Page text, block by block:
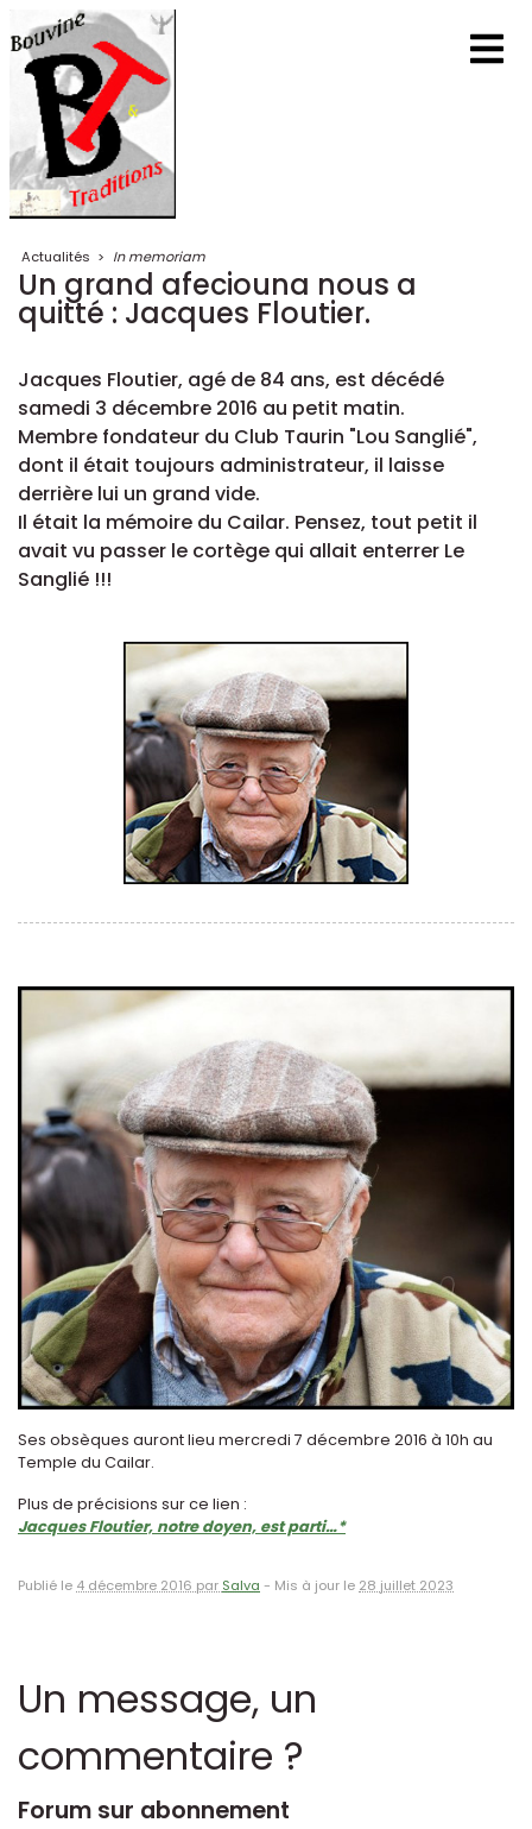
Actualités > In memoriam
Un grand afeciouna nous a
quitté : Jacques Floutier.
Jacques Floutier, agé de 84 ans, est décédé
samedi 3 décembre 2016 au petit matin.
Membre fondateur du Club Taurin "Lou Sanglié",
dont il était toujours administrateur, il laisse
derrière lui un grand vide.
Il était la mémoire du Cailar. Pensez, tout petit il
avait vu passer le cortège qui allait enterrer Le
Sanglié !!!
Ses obsèques auront lieu mercredi 7 décembre 2016 à 10h au
Temple du Cailar.
Plus de précisions sur ce lien :
Jacques Floutier, notre doyen, est parti…*
Publié le 4 décembre 2016 par Salva - Mis à jour le 28 juillet 2023
Un message, un
commentaire ?
Forum sur abonnement